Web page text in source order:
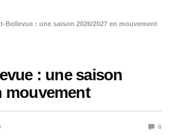
Bellevue : une saison 2026/2027 en mouvement
: une saison
mouvement
0